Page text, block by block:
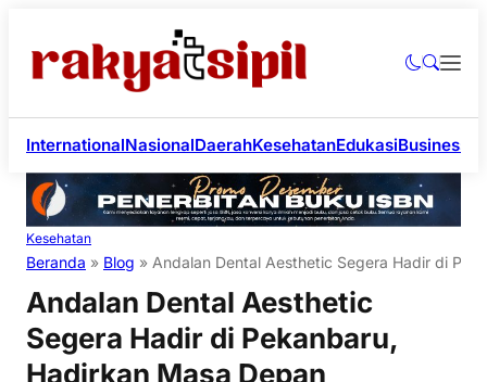
InternationalNasionalDaerahKesehatanEdukasiBusiness
Kesehatan
Beranda » Blog » Andalan Dental Aesthetic Segera Hadir di
Andalan Dental Aesthetic
Segera Hadir di Pekanbaru,
Hadirkan Masa Depan